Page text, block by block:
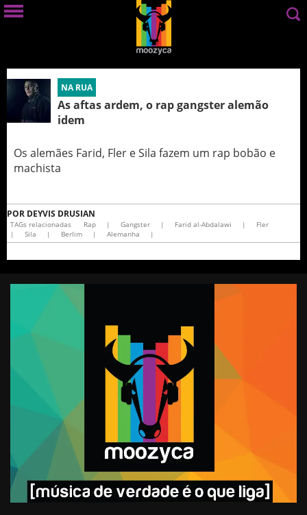
NA RUA
As aftas ardem, o rap gangster alemão
idem
Os alemães Farid, Fler e Sila fazem um rap bobão e
machista
POR DEYVIS DRUSIAN
TAGs relacionadas Rap | Gangster | Farid al-Abdalawi |
Fler
|
Sila | Berlim | Alemanha |